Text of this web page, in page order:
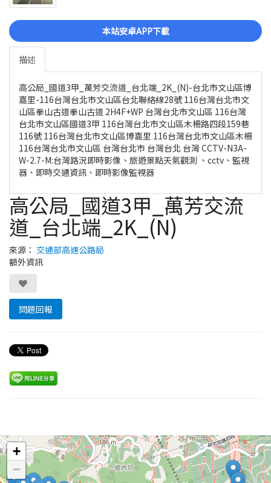
本站安卓APP下載
描述
高公局_國道3甲_萬芳交流道_台北端_2K_(N)-台北市文山區博
嘉里-116台灣台北市文山區台北聯絡線28號 116台灣台北市文
山區拳山古道拳山古道 2H4F+WP 台灣台北市文山區 116台灣
台北市文山區國道3甲 116台灣台北市文山區木柵路四段159巷
116號 116台灣台北市文山區博嘉里 116台灣台北市文山區木柵
116台灣台北市文山區 台灣台北市 台灣台北 台灣 CCTV-N3A-
W-2.7-M:台灣路況即時影像、旅遊景點天氣觀測 、cctv、監視
器、即時交通資訊、即時影像監視器
高公局_國道3甲_萬芳交流
道_台北端_2K_(N)
來源： 交通部高速公路局
額外資訊
問題回報
+
−